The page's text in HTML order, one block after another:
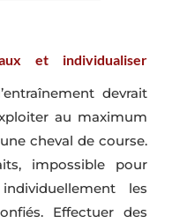
et individualiser
devrait
au maximum
cheval de course.
impossible pour
individuellement les
Effectuer des